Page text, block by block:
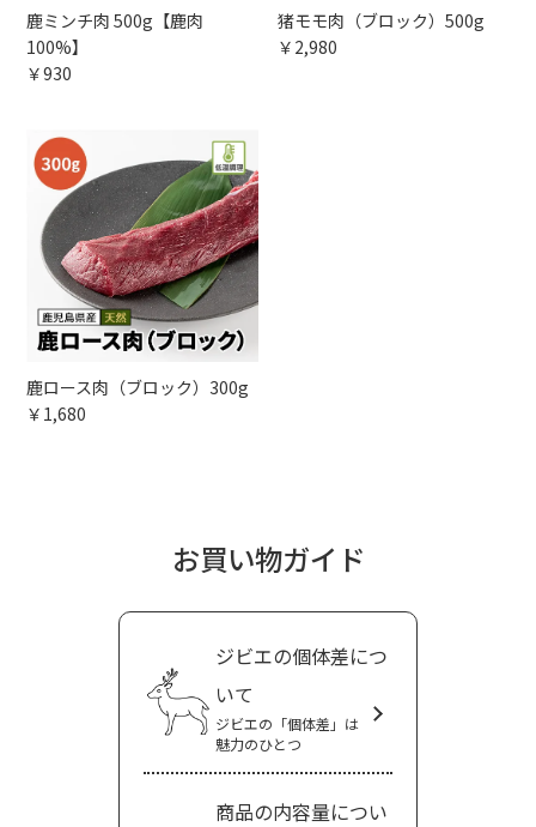
鹿ミンチ肉 500g【鹿肉
100%】
￥930
猪モモ肉（ブロック）500g
￥2,980
鹿ロース肉（ブロック）300g
￥1,680
お買い物ガイド
ジビエの個体差につ
いて
ジビエの「個体差」は
魅力のひとつ
商品の内容量につい